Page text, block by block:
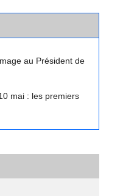
au Président de
mai : les premiers